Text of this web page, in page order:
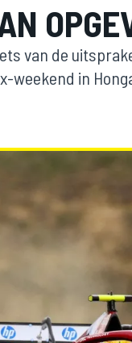
van de
weekend in